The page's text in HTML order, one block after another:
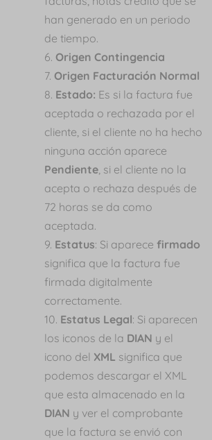
han generado en un periodo
de tiempo.
Origen Contingencia
Origen Facturación Normal
Estado: Es si la factura fue
aceptada o rechazada por el
cliente, si el cliente no ha hecho
ninguna acción aparece
Pendiente, si el cliente no la
acepta o rechaza después de
72 horas se da como
aceptada.
Estatus: Si aparece firmado
significa que la factura fue
firmada digitalmente
correctamente.
Estatus Legal: Si aparecen
los iconos de la DIAN y el
icono del XML significa que
podemos descargar el XML
que esta almacenado en la
DIAN y ver el comprobante
que la factura se envió con